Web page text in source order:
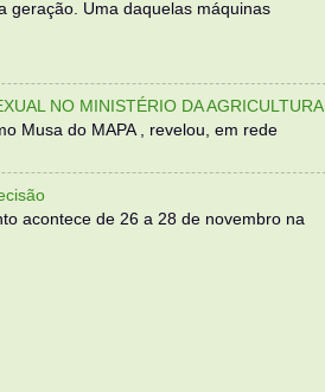
geração. Uma daquelas máquinas
NO MINISTÉRIO DA AGRICULTURA
Musa do MAPA , revelou, em rede
acontece de 26 a 28 de novembro na